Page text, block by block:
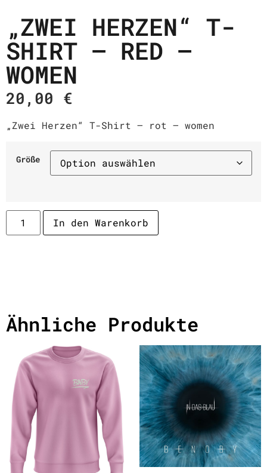
„ZWEI HERZEN“ T-
SHIRT – RED –
WOMEN
20,00 €
„Zwei Herzen“ T-Shirt – rot – women
Größe
In den Warenkorb
Ähnliche Produkte